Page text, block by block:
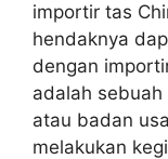
importir tas
hendaknya
dengan
adalah
atau badan
melakukan